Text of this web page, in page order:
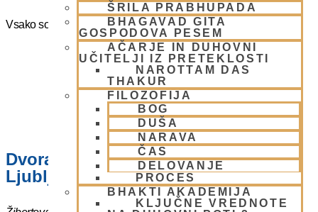
ŠRILA PRABHUPADA
BHAGAVAD GITA
GOSPODOVA PESEM
AČARJE IN DUHOVNI
UČITELJI IZ PRETEKLOSTI
NAROTTAM DAS
THAKUR
FILOZOFIJA
BOG
DUŠA
NARAVA
ČAS
DELOVANJE
PROCES
BHAKTI AKADEMIJA
KLJUČNE VREDNOTE
Vsako soboto ob 16.00 do 17:00
Dvorana – Center Hare Krišna v
Ljubljani